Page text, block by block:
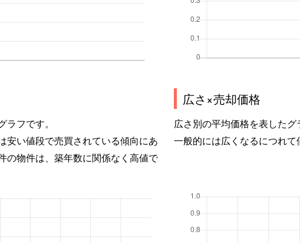
フです。
安い値段で売買されている傾向にあ
の物件は、築年数に関係なく高値で
広さ×売却価格
広さ別の平均価格を表した
一般的には広くなるにつれ